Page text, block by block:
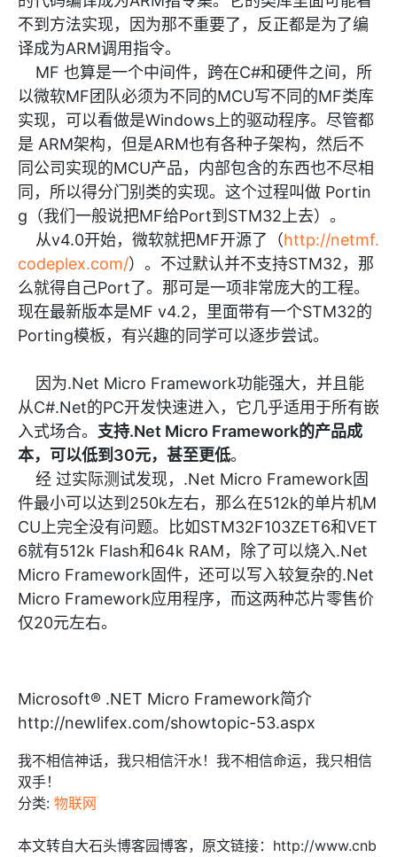
不到方法实现，因为那不重要了，反正都是为了编
译成为ARM调用指令。
MF 也算是一个中间件，跨在C#和硬件之间，所
以微软MF团队必须为不同的MCU写不同的MF类库
实现，可以看做是Windows上的驱动程序。尽管都
是 ARM架构，但是ARM也有各种子架构，然后不
同公司实现的MCU产品，内部包含的东西也不尽相
同，所以得分门别类的实现。这个过程叫做 Portin
g（我们一般说把MF给Port到STM32上去）。
从v4.0开始，微软就把MF开源了（http://netmf.
codeplex.com/）。不过默认并不支持STM32，那
么就得自己Port了。那可是一项非常庞大的工程。
现在最新版本是MF v4.2，里面带有一个STM32的
Porting模板，有兴趣的同学可以逐步尝试。
因为.Net Micro Framework功能强大，并且能
从C#.Net的PC开发快速进入，它几乎适用于所有嵌
入式场合。 支持.Net Micro Framework的产品成
本，可以低到30元，甚至更低。
经 过实际测试发现，.Net Micro Framework固
件最小可以达到250k左右，那么在512k的单片机M
CU上完全没有问题。比如STM32F103ZET6和VET
6就有512k Flash和64k RAM，除了可以烧入.Net
Micro Framework固件，还可以写入较复杂的.Net
Micro Framework应用程序，而这两种芯片零售价
仅20元左右。
Microsoft® .NET Micro Framework简介
http://newlifex.com/showtopic-53.aspx
我不相信神话，我只相信汗水！我不相信命运，我只相信
双手！
分类: 物联网
本文转自大石头博客园博客，原文链接：http://www.cnb